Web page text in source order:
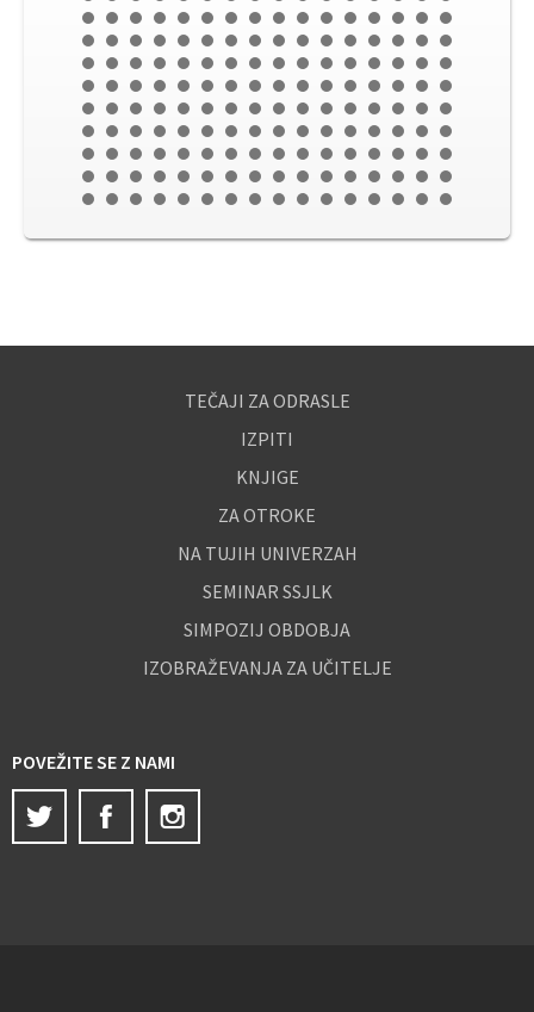
TEČAJI ZA ODRASLE
IZPITI
KNJIGE
ZA OTROKE
NA TUJIH UNIVERZAH
SEMINAR SSJLK
SIMPOZIJ OBDOBJA
IZOBRAŽEVANJA ZA UČITELJE
POVEŽITE SE Z NAMI
Twitter
Facebook